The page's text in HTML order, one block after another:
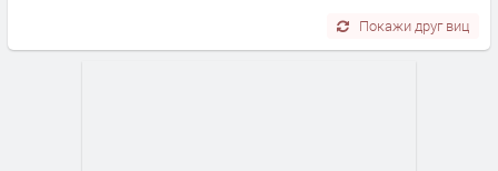
Покажи друг виц